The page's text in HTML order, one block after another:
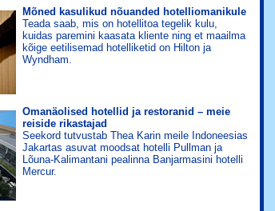
Mõned kasulikud nõuanded hotelliomanikule
Teada saab, mis on hotellitoa tegelik kulu,
kuidas paremini kaasata kliente ning et maailma
kõige eetilisemad hotelliketid on Hilton ja
Wyndham.
Omanäolised hotellid ja restoranid – meie
reiside rikastajad
Seekord tutvustab Thea Karin meile Indoneesias
Jakartas asuvat moodsat hotelli Pullman ja
Lõuna-Kalimantani pealinna Banjarmasini hotelli
Mercur.